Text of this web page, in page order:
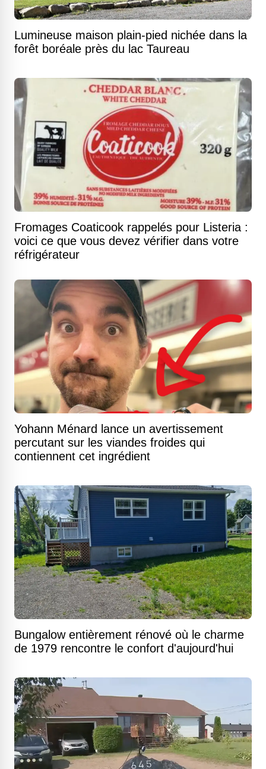
Lumineuse maison plain-pied nichée dans la
forêt boréale près du lac Taureau
Fromages Coaticook rappelés pour Listeria :
voici ce que vous devez vérifier dans votre
réfrigérateur
Yohann Ménard lance un avertissement
percutant sur les viandes froides qui
contiennent cet ingrédient
Bungalow entièrement rénové où le charme
de 1979 rencontre le confort d'aujourd'hui